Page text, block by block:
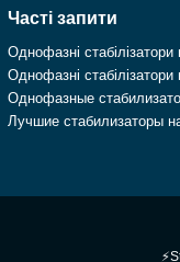
Часті запити
Однофазні стабілізатори
Однофазні
Однофазные
Лучшие стабилизаторы